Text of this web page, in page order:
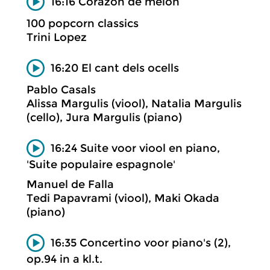
100 popcorn classics
Trini Lopez
16:20 El cant dels ocells
Pablo Casals
Alissa Margulis (viool), Natalia Margulis
(cello), Jura Margulis (piano)
16:24 Suite voor viool en piano,
'Suite populaire espagnole'
Manuel de Falla
Tedi Papavrami (viool), Maki Okada
(piano)
16:35 Concertino voor piano's (2),
op.94 in a kl.t.